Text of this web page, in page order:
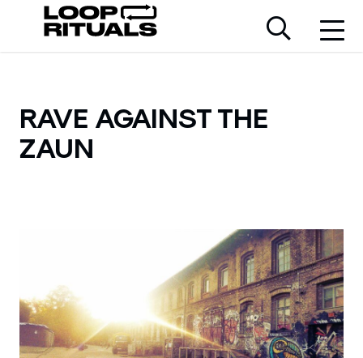
RAVE AGAINST THE
ZAUN